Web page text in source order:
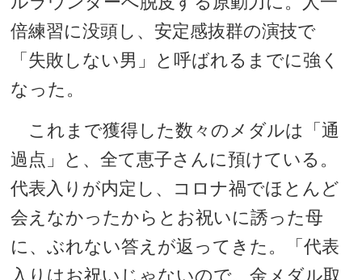
倍練習に没頭し、安定感抜群の演技で
「失敗しない男」と呼ばれるまでに強く
なった。
これまで獲得した数々のメダルは「通
過点」と、全て恵子さんに預けている。
代表入りが内定し、コロナ禍でほとんど
会えなかったからとお祝いに誘った母
に、ぶれない答えが返ってきた。「代表
入りはお祝いじゃないので、金メダル取